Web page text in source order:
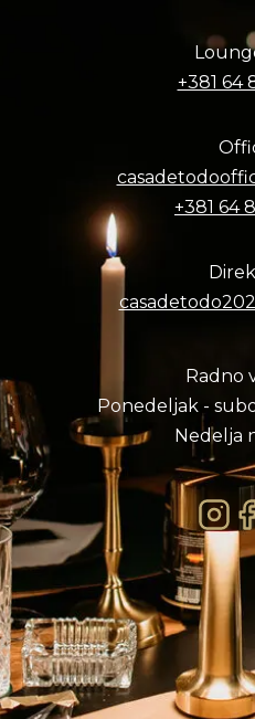
+381 64
+381 64
Radno
Ponedeljak -
Nedelja